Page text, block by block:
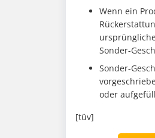
Wenn ein
Sonder-
Sonder-
oder
[tüv]